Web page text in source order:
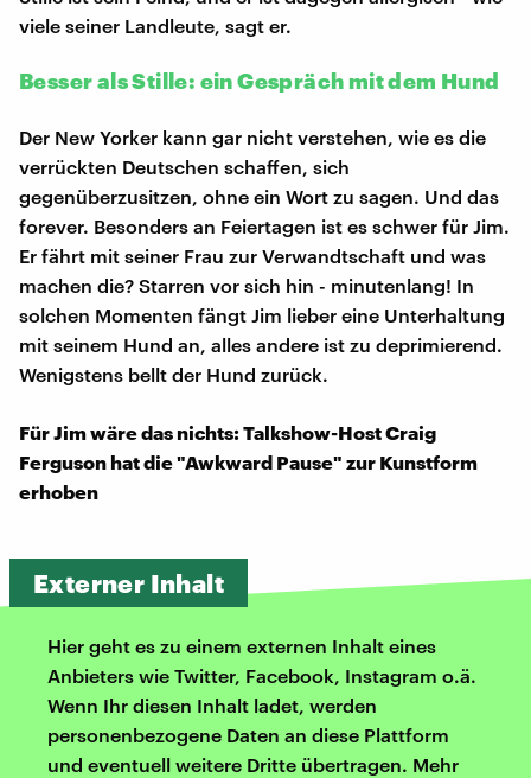
viele seiner Landleute, sagt er.
Besser als Stille: ein Gespräch mit dem Hund
Der New Yorker kann gar nicht verstehen, wie es die
verrückten Deutschen schaffen, sich
gegenüberzusitzen, ohne ein Wort zu sagen. Und das
forever. Besonders an Feiertagen ist es schwer für Jim.
Er fährt mit seiner Frau zur Verwandtschaft und was
machen die? Starren vor sich hin - minutenlang! In
solchen Momenten fängt Jim lieber eine Unterhaltung
mit seinem Hund an, alles andere ist zu deprimierend.
Wenigstens bellt der Hund zurück.
Für Jim wäre das nichts: Talkshow-Host Craig
Ferguson hat die "Awkward Pause" zur Kunstform
erhoben
Externer Inhalt
Hier geht es zu einem externen Inhalt eines
Anbieters wie Twitter, Facebook, Instagram o.ä.
Wenn Ihr diesen Inhalt ladet, werden
personenbezogene Daten an diese Plattform
und eventuell weitere Dritte übertragen. Mehr